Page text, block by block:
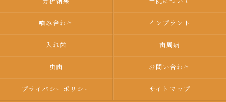
嚙み合わせ インプラント
入れ歯 歯周病
虫歯 お問い合わせ
プライバシーポリシー サイトマップ